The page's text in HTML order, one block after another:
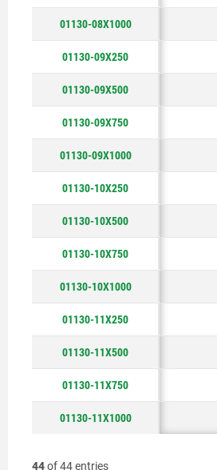
01130-08X1000
01130-09X250
01130-09X500
01130-09X750
01130-09X1000
01130-10X250
01130-10X500
01130-10X750
01130-10X1000
01130-11X250
01130-11X500
01130-11X750
01130-11X1000
44of 44 entries